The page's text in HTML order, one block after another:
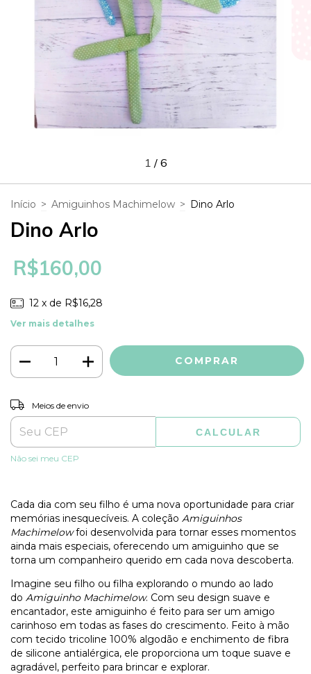
1 / 6
Início > Amiguinhos Machimelow > Dino Arlo
Dino Arlo
R$160,00
12 x de R$16,28
Ver mais detalhes
Entregas para o CEP:
Meios de envio
CALCULAR
Não sei meu CEP
Cada dia com seu filho é uma nova oportunidade para criar
memórias inesquecíveis. A coleção Amiguinhos
Machimelowfoi desenvolvida para tornar esses momentos
ainda mais especiais, oferecendo um amiguinho que se
torna um companheiro querido em cada nova descoberta.
Imagine seu filho ou filha explorando o mundo ao lado
do Amiguinho Machimelow. Com seu design suave e
encantador, este amiguinho é feito para ser um amigo
carinhoso em todas as fases do crescimento. Feito à mão
com tecido tricoline 100% algodão e enchimento de fibra
de silicone antialérgica, ele proporciona um toque suave e
agradável, perfeito para brincar e explorar.